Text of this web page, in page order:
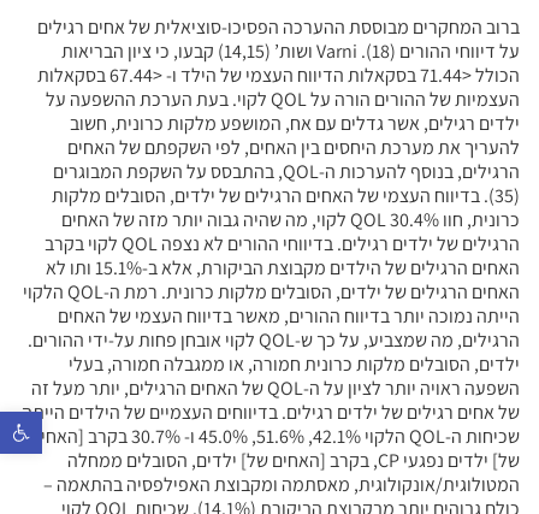
פתח
ברוב המחקרים מבוססת ההערכה הפסיכו-סוציאלית של אחים רגילים
על דיווחי ההורים (18). Varni ושות’ (14,15) קבעו, כי ציון הבריאות
הכולל <71.44 בסקאלות הדיווח העצמי של הילד ו- <67.44 בסקאלות
העצמיות של ההורים הורה על QOL לקוי. בעת הערכת ההשפעה על
ילדים רגילים, אשר גדלים עם אח, המושפע מלקות כרונית, חשוב
להעריך את מערכת היחסים בין האחים, לפי השקפתם של האחים
הרגילים, בנוסף להערכות ה-QOL, בהתבסס על השקפת המבוגרים
(35). בדיווח העצמי של האחים הרגילים של ילדים, הסובלים מלקות
כרונית, חוו 30.4% QOL לקוי, מה שהיה גבוה יותר מזה של האחים
הרגילים של ילדים רגילים. בדיווחי ההורים לא נצפה QOL לקוי בקרב
האחים הרגילים של הילדים מקבוצת הביקורת, אלא ב-15.1% ותו לא
האחים הרגילים של ילדים, הסובלים מלקות כרונית. רמת ה-QOL הלקוי
הייתה נמוכה יותר בדיווח ההורים, מאשר בדיווח העצמי של האחים
הרגילים, מה שמצביע, על כך ש-QOL לקוי אובחן פחות על-ידי ההורים.
ילדים, הסובלים מלקות כרונית חמורה, או ממגבלה חמורה, בעלי
השפעה ראויה יותר לציון על ה-QOL של האחים הרגילים, יותר מעל זה
של אחים רגילים של ילדים רגילים. בדיווחים העצמיים של הילדים הייתה
שכיחות ה-QOL הלקוי 42.1%, 51.6%, 45.0% ו- 30.7% בקרב [האחים
של] ילדים נפגעי CP, בקרב [האחים של] ילדים, הסובלים ממחלה
המטולוגית/אונקולוגית, מאסתמה ומקבוצת האפילפסיה בהתאמה –
כולם גבוהים יותר מבקבוצת הביקורת (14.1%). שכיחות QOL לקוי